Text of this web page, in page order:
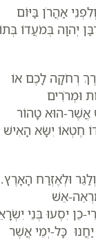
אַהֲרֹן בַּיּוֹם
יְהוָה בְּמֹעֲדוֹ
רְחֹקָה לָכֶם אוֹ
וּמְרֹרִים
אֲשֶׁר-הוּא טָהוֹר
חֶטְאוֹ יִשָּׂא הָאִישׁ
וּלְאֶזְרַח
אֵשׁ
כֵן יִסְעוּ בְּנֵי
יַחֲנוּ כָּל-יְמֵי אֲשֶׁר